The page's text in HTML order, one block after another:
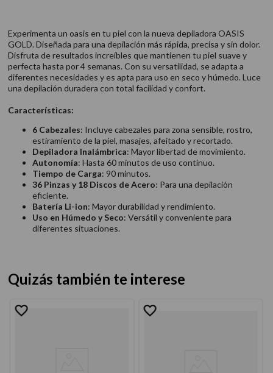
Experimenta un oasis en tu piel con la nueva depiladora OASIS
GOLD. Diseñada para una depilación más rápida, precisa y sin dolor.
Disfruta de resultados increíbles que mantienen tu piel suave y
perfecta hasta por 4 semanas. Con su versatilidad, se adapta a
diferentes necesidades y es apta para uso en seco y húmedo. Luce
una depilación duradera con total facilidad y confort.
Características:
6 Cabezales: Incluye cabezales para zona sensible, rostro,
estiramiento de la piel, masajes, afeitado y recortado.
Depiladora Inalámbrica: Mayor libertad de movimiento.
Autonomía: Hasta 60 minutos de uso continuo.
Tiempo de Carga: 90 minutos.
36 Pinzas y 18 Discos de Acero: Para una depilación
eficiente.
Batería Li-ion: Mayor durabilidad y rendimiento.
Uso en Húmedo y Seco: Versátil y conveniente para
diferentes situaciones.
Quizás también te interese